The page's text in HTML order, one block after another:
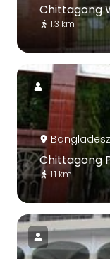
Chittagong
1.3 km
Bangladesz
Chittagong
1.1 km